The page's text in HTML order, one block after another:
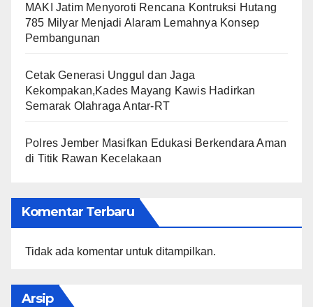
MAKI Jatim Menyoroti Rencana Kontruksi Hutang
785 Milyar Menjadi Alaram Lemahnya Konsep
Pembangunan
Cetak Generasi Unggul dan Jaga
Kekompakan,Kades Mayang Kawis Hadirkan
Semarak Olahraga Antar-RT
Polres Jember Masifkan Edukasi Berkendara Aman
di Titik Rawan Kecelakaan
Komentar Terbaru
Tidak ada komentar untuk ditampilkan.
Arsip